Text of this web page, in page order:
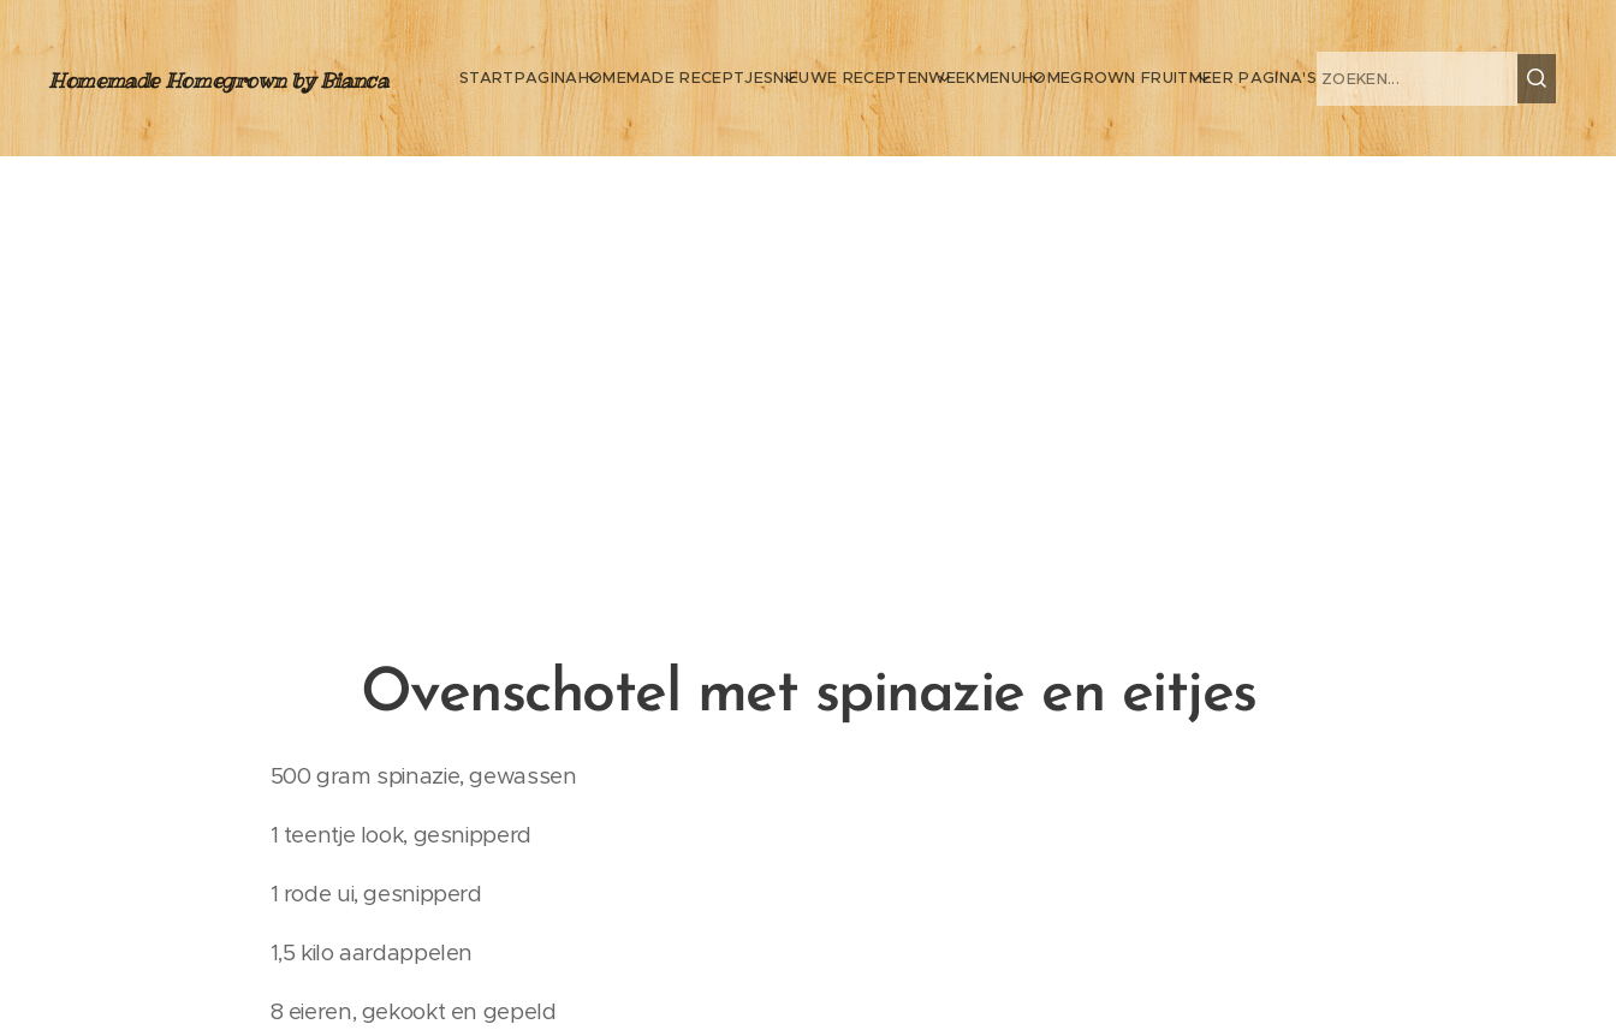
Homemade Homegrown by Bianca STARTPAGINAHOMEMADE RECEPTJESNIEUWE RECEPTENWEEKMENUHOMEGROWN FRUITMEER PAGINA'S
Ovenschotel met spinazie en eitjes
500 gram spinazie, gewassen
1 teentje look, gesnipperd
1 rode ui, gesnipperd
1,5 kilo aardappelen
8 eieren, gekookt en gepeld